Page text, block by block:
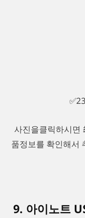
사진을클릭하시면
품정보를 확인해서
9. 아이노트